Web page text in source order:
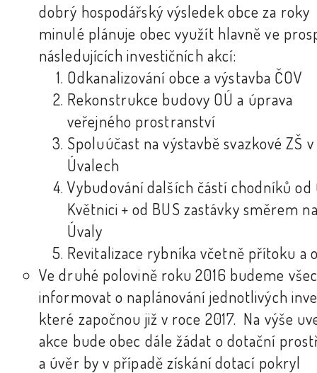
dobrý hospodářský výsledek obce za roky
minulé plánuje obec využít hlavně ve
následujících investičních akcí:
Odkanalizování obce a výstavba ČOV
Rekonstrukce budovy OÚ a úprava
veřejného prostranství
Spoluúčast na výstavbě svazkové ZŠ v
Úvalech
Vybudování dalších částí chodníků od
Květnici + od BUS zastávky směrem
Úvaly
Revitalizace rybníka včetně přítoku a
Ve druhé polovině roku 2016 budeme
informovat o naplánování jednotlivých
které započnou již v roce 2017. Na výše
akce bude obec dále žádat o dotační
a úvěr by v případě získání dotací pokryl